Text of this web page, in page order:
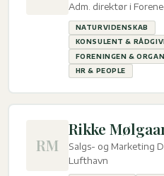
Adm. direktør i
NATURVIDENSKAB
KONSULENT &
FORENINGEN &
HR & PEOPLE
RM
Rikke
Salgs- og Marketing
Lufthavn